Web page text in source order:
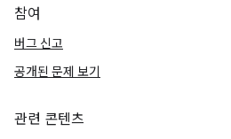
참여
버그 신고
공개된 문제 보기
관련 콘텐츠